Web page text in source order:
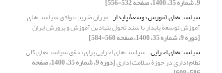
سیاست‌های آموزش توسعۀ پایدار میزان ضریب توافق سیاست‌های
آموزش توسعۀ پایدار با سند تحول بنیادین آموزش و پرورش ایران
[دوره 9، شماره 35، 1400، صفحه 560-584]
سیاست‌های اجرایی سیاست‌های اجرایی برای تحقق سیاست‌های کلی
نظام اداری در حوزۀ سلامت اداری [دوره 9، شماره 35، 1400، صفحه